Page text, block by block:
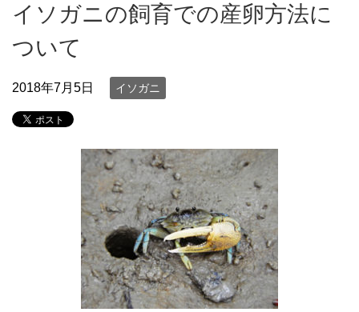
イソガニの飼育での産卵方法に
ついて
2018年7月5日 イソガニ